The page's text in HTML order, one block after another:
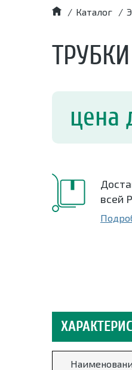
/ Каталог /
цена
всей